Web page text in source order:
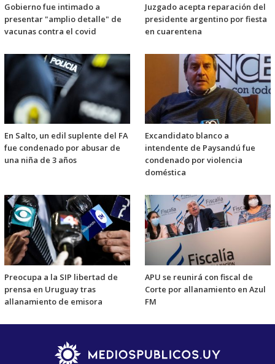
Gobierno fue intimado a
presentar "amplio detalle" de
vacunas contra el covid
Juzgado acepta reparación del
presidente argentino por fiesta
en cuarentena
En Salto, un edil suplente del FA
fue condenado por abusar de
una niña de 3 años
Excandidato blanco a
intendente de Paysandú fue
condenado por violencia
doméstica
Preocupa a la SIP libertad de
prensa en Uruguay tras
allanamiento de emisora
APU se reunirá con fiscal de
Corte por allanamiento en Azul
FM